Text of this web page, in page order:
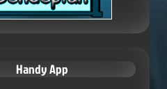
Handy App